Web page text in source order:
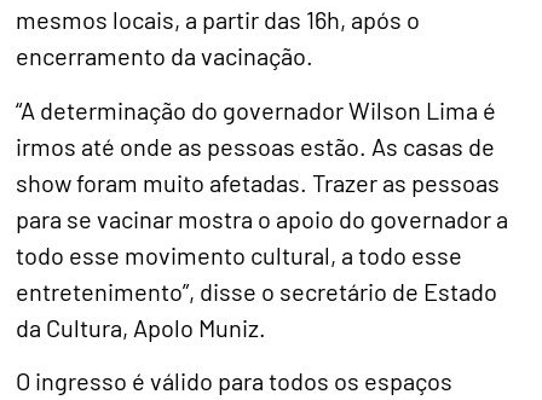
mesmos locais, a partir das 16h, após o
encerramento da vacinação.
“A determinação do governador Wilson Lima é
irmos até onde as pessoas estão. As casas de
show foram muito afetadas. Trazer as pessoas
para se vacinar mostra o apoio do governador a
todo esse movimento cultural, a todo esse
entretenimento”, disse o secretário de Estado
da Cultura, Apolo Muniz.
O ingresso é válido para todos os espaços